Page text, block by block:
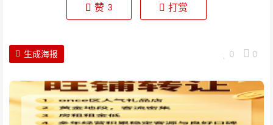
赞 3 打赏
0 0
生成海报